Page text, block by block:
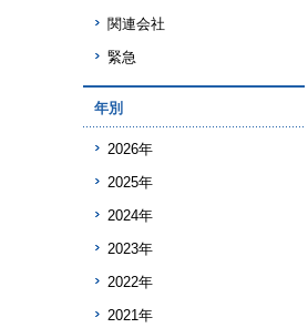
関連会社
緊急
年別
2026年
2025年
2024年
2023年
2022年
2021年